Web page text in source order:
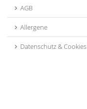
AGB
Allergene
Datenschutz & Cookies